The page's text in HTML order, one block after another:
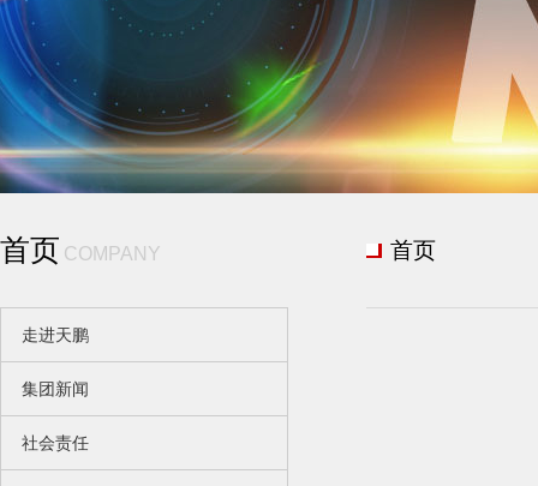
首页 COMPANY
走进天鹏
集团新闻
社会责任
首页